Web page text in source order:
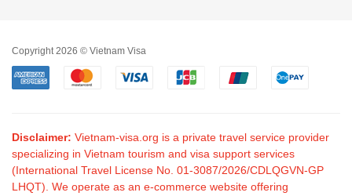
Copyright 2026 © Vietnam Visa
Disclaimer: Vietnam-visa.org is a private travel service provider
specializing in Vietnam tourism and visa support services
(International Travel License No. 01-3087/2026/CDLQGVN-GP
LHQT). We operate as an e-commerce website offering